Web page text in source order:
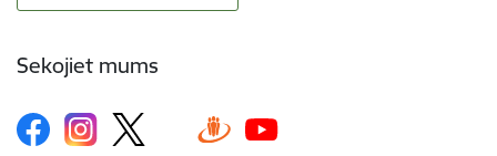
Sekojiet mums